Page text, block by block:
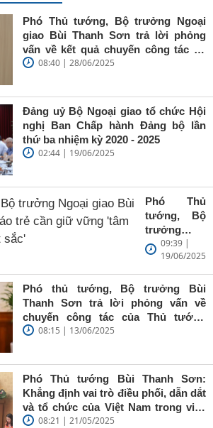
Phó Thủ tướng, Bộ trưởng Ngoại
giao Bùi Thanh Sơn trả lời phỏng
vấn về kết quả chuyến công tác tại
Trung Quốc của Thủ tướng Chính
08:40 | 28/06/2025
Đảng uỷ Bộ Ngoại giao tổ chức Hội
nghị Ban Chấp hành Đảng bộ lần
thứ ba nhiệm kỳ 2020 - 2025
02:44 | 19/06/2025
Phó Thủ
tướng, Bộ
trưởng
Ngoại giao
Bùi Thanh
Sơn: Nhà
báo trẻ cần
giữ vững
'tâm trong,
09:39 |
19/06/2025
Phó thủ tướng, Bộ trưởng Bùi
Thanh Sơn trả lời phỏng vấn về
chuyến công tác của Thủ tướng
Chính phủ đến Estonia, Pháp và
08:15 | 13/06/2025
Phó Thủ tướng Bùi Thanh Sơn:
Khẳng định vai trò điều phối, dẫn dắt
và tổ chức của Việt Nam trong việc
đề cao chủ nghĩa đa phương, đoàn
08:21 | 21/05/2025